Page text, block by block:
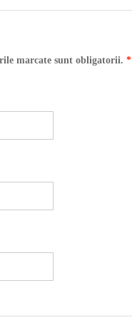
marcate sunt obligatorii. *